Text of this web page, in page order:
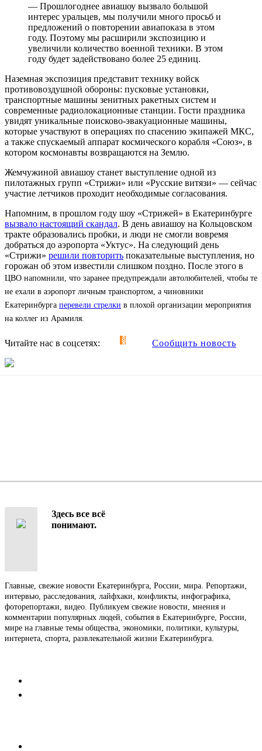
— Прошлогоднее авиашоу вызвало большой
интерес уральцев, мы получили много просьб и
предложений о повторении авиапоказа в этом
году. Поэтому мы расширили экспозицию и
увеличили количество военной техники. В этом
году будет задействовано более 25 единиц.
Наземная экспозиция представит технику войск
противовоздушной обороны: пусковые установки,
транспортные машины зенитных ракетных систем и
современные радиолокационные станции. Гости праздника
увидят уникальные поисково-эвакуационные машины,
которые участвуют в операциях по спасению экипажей МКС,
а также спускаемый аппарат космического корабля «Союз», в
котором космонавты возвращаются на Землю.
Жемчужиной авиашоу станет выступление одной из
пилотажных групп «Стрижи» или «Русские витязи» — сейчас
участие летчиков проходит необходимые согласования.
Напомним, в прошлом году шоу «Стрижей» в Екатеринбурге
вызвало настоящий скандал. В день авиашоу на Кольцовском
тракте образовались пробки, и люди не смогли вовремя
добраться до аэропорта «Уктус». На следующий день
«Стрижи» решили повторить показательные выступления, но
горожан об этом известили слишком поздно. После этого в
ЦВО напомнили, что заранее предупреждали автолюбителей, чтобы те
не ехали в аэропорт личным транспортом, а чиновники
Екатеринбурга перевели стрелки в плохой организации мероприятия
на коллег из Арамиля.
Читайте нас в соцсетях: Сообщить новость
Здесь все всё
понимают.
Главные, свежие новости Екатеринбурга, России, мира. Репортажи,
интервью, расследования, лайфхаки, конфликты, инфографика,
фоторепортажи, видео. Публикуем свежие новости, мнения и
комментарии популярных людей, события в Екатеринбурге, России,
мире на главные темы общества, экономики, политики, культуры,
интернета, спорта, развлекательной жизни Екатеринбурга.